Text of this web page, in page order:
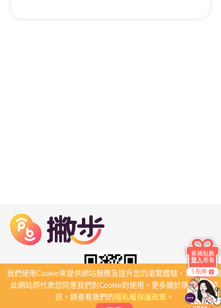
我們使用Cookie來提供網站服務及提升您的瀏覽體驗，若繼續瀏
此網站即代表您同意我們對Cookie的使用。更多關於隱私保護資
訊，請查看我們的隱私權保護政策。
5 點換
累積點數
登入查看